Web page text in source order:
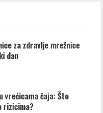
za zdravlje mrežnice
dan
vrećicama čaja: Što
rizicima?